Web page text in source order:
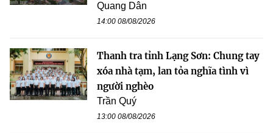
Quang Dân
14:00 08/08/2026
Thanh tra tỉnh Lạng Sơn: Chung tay
xóa nhà tạm, lan tỏa nghĩa tình vì
người nghèo
Trần Quý
13:00 08/08/2026